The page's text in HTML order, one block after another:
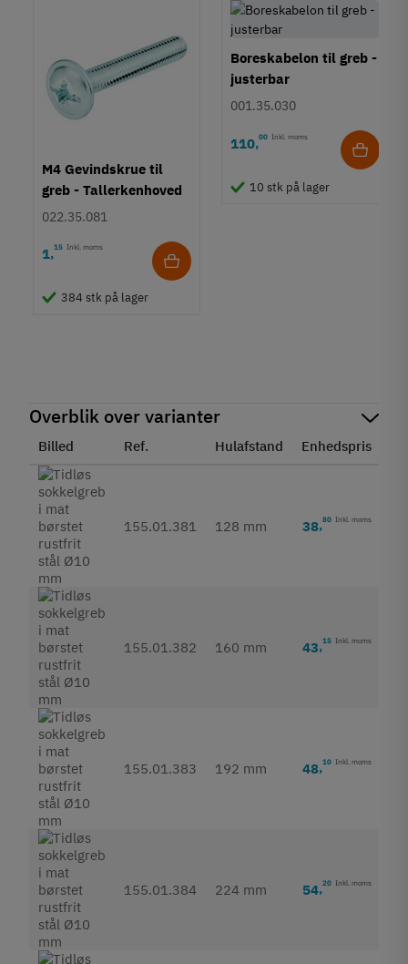
M4 Gevindskrue til
greb - Tallerkenhoved
- Krydskærv
022.35.081
1,15 Inkl. moms
384 stk på lager
Boreskabelon til greb -
justerbar
001.35.030
110,00 Inkl. moms
10 stk på lager
Overblik over varianter
Billed Ref. Hulafstand Enhedspris
155.01.381 128 mm 38,80 Inkl. moms
155.01.382 160 mm 43,15 Inkl. moms
155.01.383 192 mm 48,10 Inkl. moms
155.01.384 224 mm 54,20 Inkl. moms